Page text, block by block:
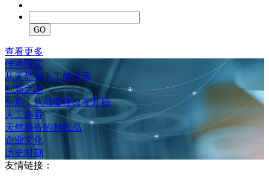
GO
查看更多
传承瑰宝
从天然到人工的传承
创新之路
创新，从颠覆性改变开始
人工麝香
天然麝香的替代品
企业文化
历史时刻
友情链接：